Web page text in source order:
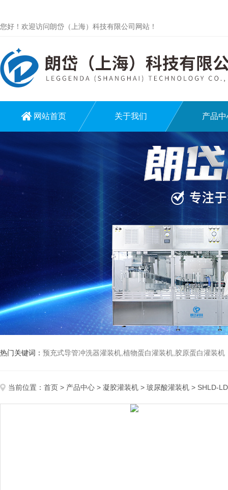
您好！欢迎访问朗岱（上海）科技有限公司网站！
网站首页 关于我们 产品中
热门关键词： 预充式导管冲洗器灌装机,植物蛋白灌装机,胶原蛋白灌装机
当前位置： 首页 > 产品中心 > 凝胶灌装机 > 玻尿酸灌装机 > SHLD-